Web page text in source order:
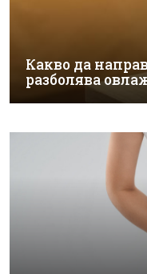
Какво да
разболява